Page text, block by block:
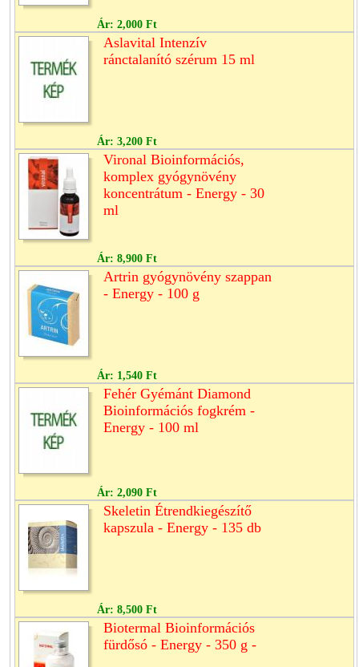
Ár: 2,000 Ft
Aslavital Intenzív
ránctalanító szérum 15 ml
Ár: 3,200 Ft
Vironal Bioinformációs,
komplex gyógynövény
koncentrátum - Energy - 30
ml
Ár: 8,900 Ft
Artrin gyógynövény szappan
- Energy - 100 g
Ár: 1,540 Ft
Fehér Gyémánt Diamond
Bioinformációs fogkrém -
Energy - 100 ml
Ár: 2,090 Ft
Skeletin Étrendkiegészítő
kapszula - Energy - 135 db
Ár: 8,500 Ft
Biotermal Bioinformációs
fürdősó - Energy - 350 g -